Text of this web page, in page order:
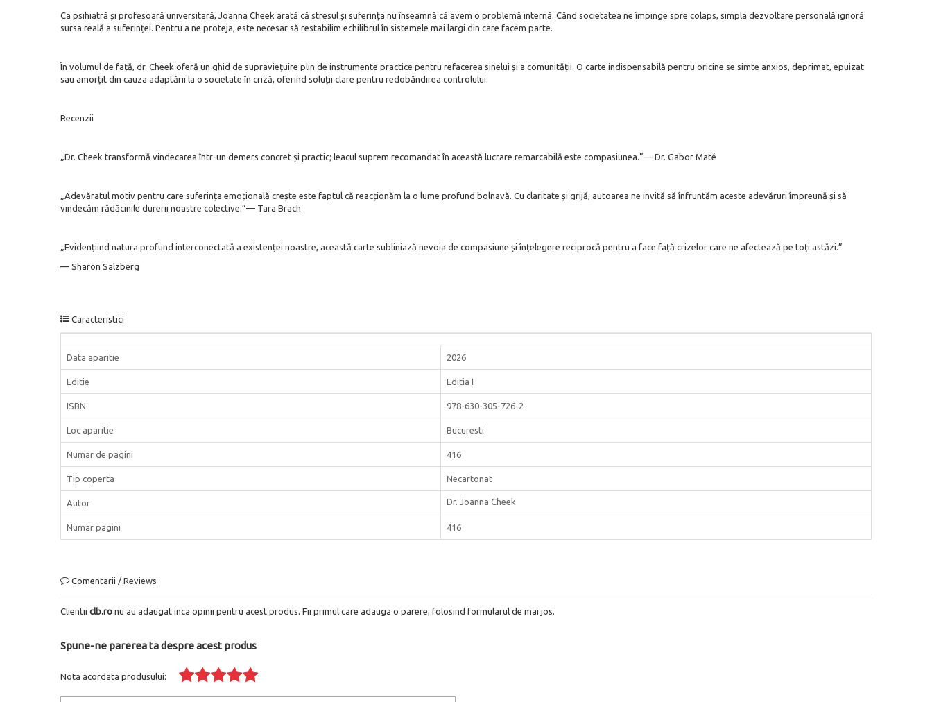
Ca psihiatră și profesoară universitară, Joanna Cheek arată că stresul și suferința nu înseamnă că avem o problemă internă. Când societatea ne împinge spre colaps, simpla dezvoltare personală ignoră
sursa reală a suferinței. Pentru a ne proteja, este necesar să restabilim echilibrul în sistemele mai largi din care facem parte.
În volumul de față, dr. Cheek oferă un ghid de supraviețuire plin de instrumente practice pentru refacerea sinelui și a comunității. O carte indispensabilă pentru oricine se simte anxios, deprimat, epuizat
sau amorțit din cauza adaptării la o societate în criză, oferind soluții clare pentru redobândirea controlului.
Recenzii
„Dr. Cheek transformă vindecarea într-un demers concret și practic; leacul suprem recomandat în această lucrare remarcabilă este compasiunea.”— Dr. Gabor Maté
„Adevăratul motiv pentru care suferința emoțională crește este faptul că reacționăm la o lume profund bolnavă. Cu claritate și grijă, autoarea ne invită să înfruntăm aceste adevăruri împreună și să
vindecăm rădăcinile durerii noastre colective.”— Tara Brach
„Evidențiind natura profund interconectată a existenței noastre, această carte subliniază nevoia de compasiune și înțelegere reciprocă pentru a face față crizelor care ne afectează pe toți astăzi.”
— Sharon Salzberg
Caracteristici
Data aparitie 2026
Editie Editia I
ISBN 978-630-305-726-2
Loc aparitie Bucuresti
Numar de pagini 416
Tip coperta Necartonat
Autor Dr. Joanna Cheek
Numar pagini 416
Comentarii / Reviews
Clientii clb.ro nu au adaugat inca opinii pentru acest produs. Fii primul care adauga o parere, folosind formularul de mai jos.
Spune-ne parerea ta despre acest produs
Nota acordata produsului: